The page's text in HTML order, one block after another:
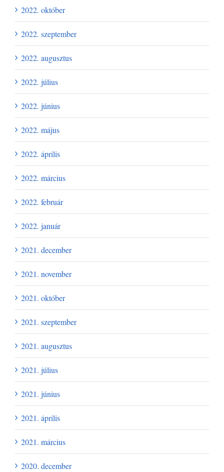
2022. október
2022. szeptember
2022. augusztus
2022. július
2022. június
2022. május
2022. április
2022. március
2022. február
2022. január
2021. december
2021. november
2021. október
2021. szeptember
2021. augusztus
2021. július
2021. június
2021. április
2021. március
2020. december